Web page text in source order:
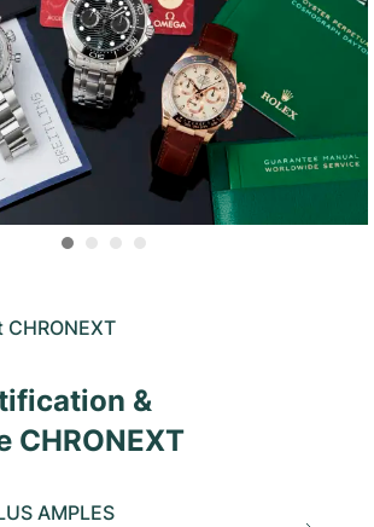
&
CHRONEXT
AMPLES